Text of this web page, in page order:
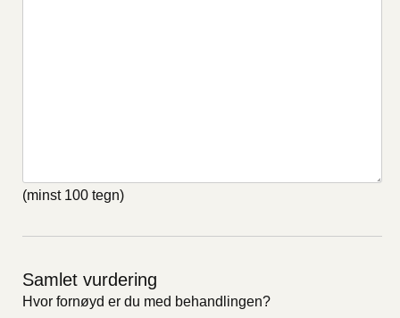
(minst 100 tegn)
Samlet vurdering
Hvor fornøyd er du med behandlingen?